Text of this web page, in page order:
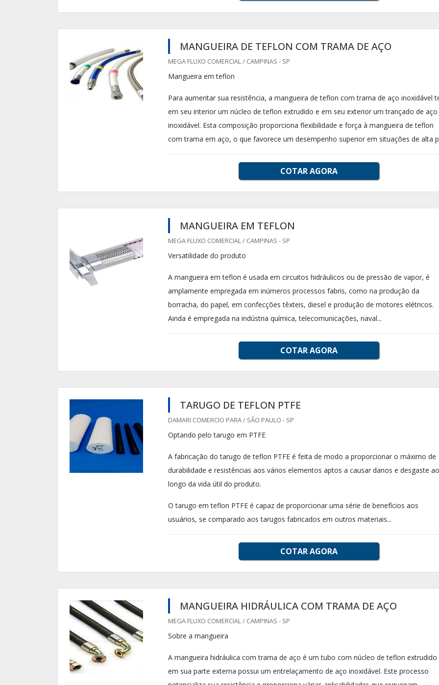
MANGUEIRA DE TEFLON COM TRAMA DE AÇO
MEGA FLUXO COMERCIAL / CAMPINAS - SP
Mangueira em teflon
Para aumentar sua resistência, a mangueira de teflon com trama de aço inoxidável
em seu interior um núcleo de teflon extrudido e em seu exterior um trançado de aço
inoxidável. Esta composição proporciona flexibilidade e força à mangueira de teflon
com trama em aço, o que favorece um desempenho superior em situações de alta
COTAR AGORA
MANGUEIRA EM TEFLON
MEGA FLUXO COMERCIAL / CAMPINAS - SP
Versatilidade do produto
A mangueira em teflon é usada em circuitos hidráulicos ou de pressão de vapor, é
amplamente empregada em inúmeros processos fabris, como na produção da
borracha, do papel, em confecções têxteis, diesel e produção de motores elétricos.
Ainda é empregada na indústria química, telecomunicações, naval...
COTAR AGORA
TARUGO DE TEFLON PTFE
DAMARI COMERCIO PARA / SÃO PAULO - SP
Optando pelo tarugo em PTFE
A fabricação do tarugo de teflon PTFE é feita de modo a proporcionar o máximo de
durabilidade e resistências aos vários elementos aptos a causar danos e desgaste ao
longo da vida útil do produto.
O tarugo em teflon PTFE é capaz de proporcionar uma série de benefícios aos
usuários, se comparado aos tarugos fabricados em outros materiais...
COTAR AGORA
MANGUEIRA HIDRÁULICA COM TRAMA DE AÇO
MEGA FLUXO COMERCIAL / CAMPINAS - SP
Sobre a mangueira
A mangueira hidráulica com trama de aço é um tubo com núcleo de teflon extrudido
em sua parte externa possui um entrelaçamento de aço inoxidável. Este processo